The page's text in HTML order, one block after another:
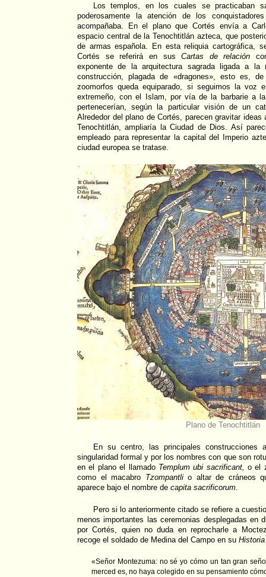
Los templos, en los cuales se practicaban
poderosamente la atención de los
acompañaba. En el plano que Cortés envía a
espacio central de la Tenochtitlán azteca, que
de armas española. En esta reliquia cartográfica,
Cortés se referirá en susCartas de relación
exponente de la arquitectura sagrada ligada a la
construcción, plagada de «dragones», esto es,
zoomorfos queda equiparado, si seguimos la voz
extremeño, con el Islam, por vía de la barbarie a
pertenecerían, según la particular visión de un
Alrededor del plano de Cortés, parecen gravitar
Tenochtitlán, ampliaría la Ciudad de Dios. Así
empleado para representar la capital del Imperio
ciudad europea se tratase.
Plano de Tenochtitlán
En su centro, las principales construcciones
singularidad formal y por los nombres con que son
en el plano el llamado Templum ubi sacrificant,o el
como el macabro Tzompantlio altar de cráneos
aparece bajo el nombre de capita sacrificorum
Pero si lo anteriormente citado se refiere a
menos importantes las ceremonias desplegadas en
por Cortés, quien no duda en reprocharle a
recoge el soldado de Medina del Campo en su
«Señor Montezuma: no sé yo cómo un tan gran
merced es, no haya colegido en su pensamiento